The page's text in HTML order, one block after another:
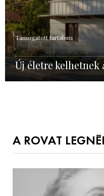
Támogatott tartalom
Új életre
A ROVAT